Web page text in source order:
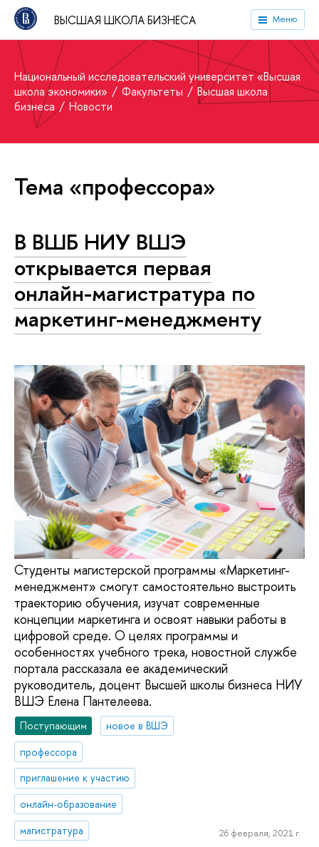
ВЫСШАЯ ШКОЛА БИЗНЕСА Меню
Национальный исследовательский университет «Высшая
школа экономики»
Факультеты
Высшая школа
бизнеса
Новости
Тема «профессора»
В ВШБ НИУ ВШЭ
открывается первая
онлайн-магистратура по
маркетинг-менеджменту
Студенты магистерской программы «Маркетинг-
менеджмент» смогут самостоятельно выстроить
траекторию обучения, изучат современные
концепции маркетинга и освоят навыки работы в
цифровой среде. О целях программы и
особенностях учебного трека, новостной службе
портала рассказала ее академический
руководитель, доцент Высшей школы бизнеса НИУ
ВШЭ Елена Пантелеева.
Поступающим
новое в ВШЭ
профессора
приглашение к участию
онлайн-образование
магистратура
26 февраля, 2021 г.